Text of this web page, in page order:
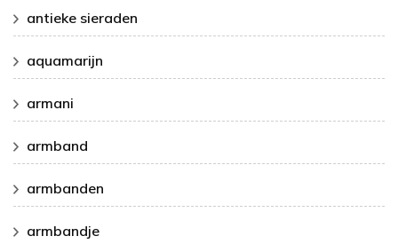
antieke sieraden
aquamarijn
armani
armband
armbanden
armbandje